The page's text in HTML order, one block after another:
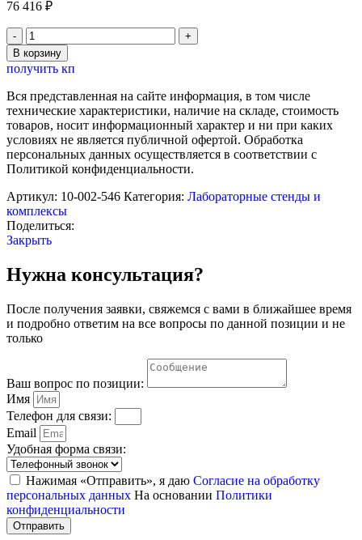
76 416 ₽
Количество
товара
Лабораторная
установка
"Измерение
длины
световой
волны
с
помощью
Ньютона"
В корзину
получить кп
Вся представленная на сайте информация, в том числе
технические характеристики, наличие на складе, стоимость
товаров, носит информационный характер и ни при каких
условиях не является публичной офертой. Обработка
персональных данных осуществляется в соответствии с
Политикой конфиденциальности.
Артикул: 10-002-546 Категория: Лабораторные стенды и
комплексы
Поделиться:
Закрыть
Нужна консультация?
После получения заявки, свяжемся с вами в ближайшее время
и подробно ответим на все вопросы по данной позиции и не
только
Ваш вопрос по позиции:
Имя
Телефон для связи:
Email
Удобная форма связи:
Нажимая «Отправить», я даю Согласие на обработку
персональных данных На основании Политики
конфиденциальности
Отправить